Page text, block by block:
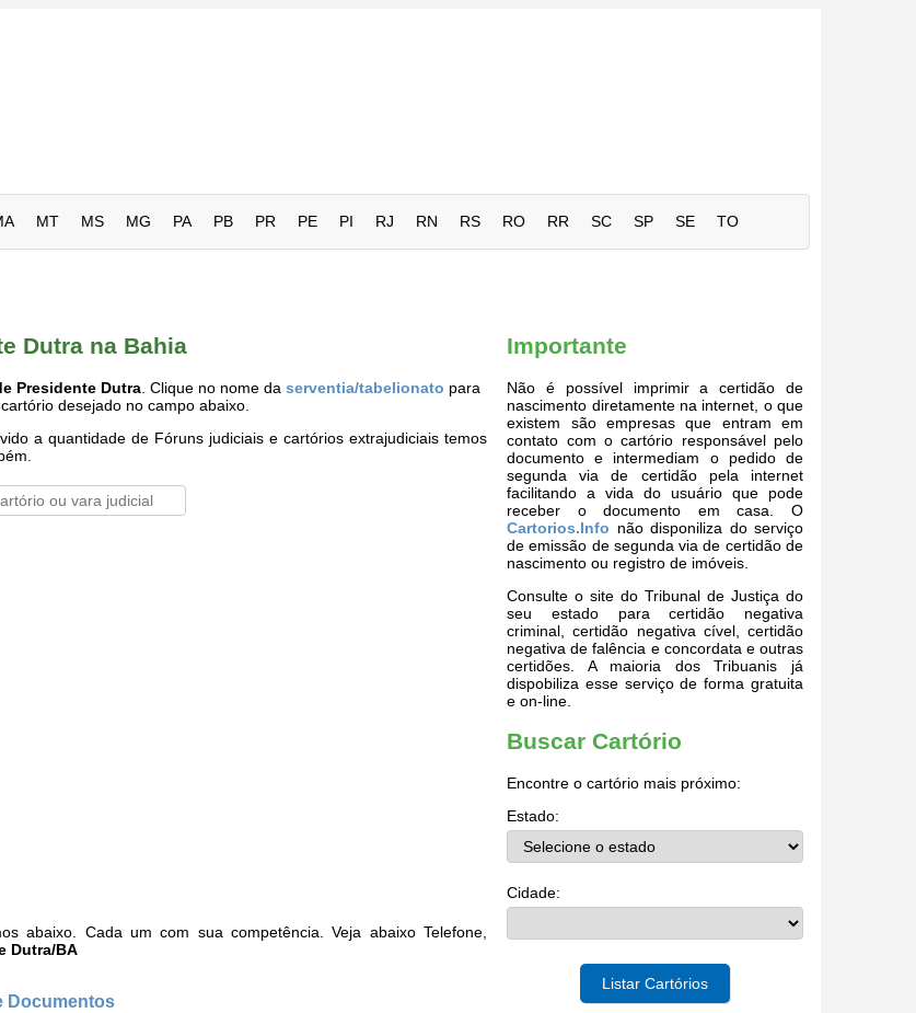
MT MS MG PA PB PR PE PI RJ RN RS RO RR SC SP SE TO
Dutra na Bahia
Presidente Dutra. Clique no nome da serventia/tabelionato para
desejado no campo abaixo.
a quantidade de Fóruns judiciais e cartórios extrajudiciais temos
abaixo. Cada um com sua competência. Veja abaixo Telefone,
Dutra/BA
Documentos
Importante
Não é possível imprimir a certidão de
nascimento diretamente na internet, o que
existem são empresas que entram em
contato com o cartório responsável pelo
documento e intermediam o pedido de
segunda via de certidão pela internet
facilitando a vida do usuário que pode
receber o documento em casa. O
Cartorios.Info não disponiliza do serviço
de emissão de segunda via de certidão de
nascimento ou registro de imóveis.
Consulte o site do Tribunal de Justiça do
seu estado para certidão negativa
criminal, certidão negativa cível, certidão
negativa de falência e concordata e outras
certidões. A maioria dos Tribuanis já
dispobiliza esse serviço de forma gratuita
e on-line.
Buscar Cartório
Encontre o cartório mais próximo:
Estado:
Cidade:
Listar Cartórios